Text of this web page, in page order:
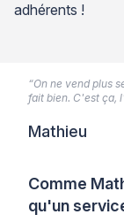
adhérents !
Comme
qu'un
“On ne vend plus
fait bien. C'est ça,
Mathieu